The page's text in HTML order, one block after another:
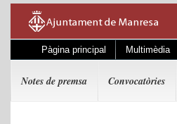
Pàgina principal Multimèdia
Notes de premsa Convocatòries